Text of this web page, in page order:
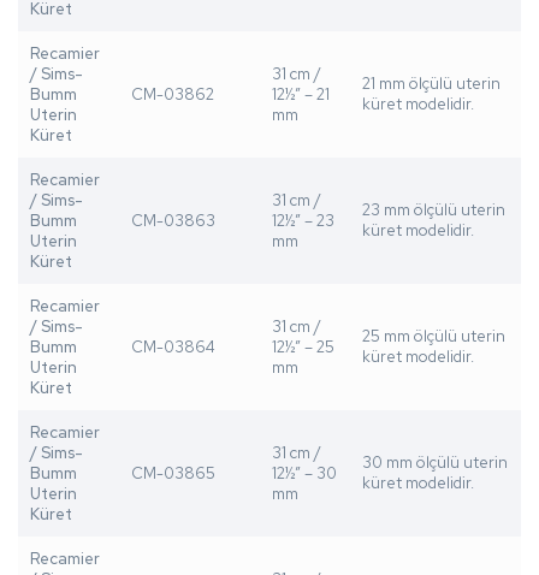
Küret
Recamier
/ Sims-
Bumm
Uterin
Küret
CM-03862
31 cm /
12½” – 21
mm
21 mm ölçülü uterin
küret modelidir.
Recamier
/ Sims-
Bumm
Uterin
Küret
CM-03863
31 cm /
12½” – 23
mm
23 mm ölçülü uterin
küret modelidir.
Recamier
/ Sims-
Bumm
Uterin
Küret
CM-03864
31 cm /
12½” – 25
mm
25 mm ölçülü uterin
küret modelidir.
Recamier
/ Sims-
Bumm
Uterin
Küret
CM-03865
31 cm /
12½” – 30
mm
30 mm ölçülü uterin
küret modelidir.
Recamier